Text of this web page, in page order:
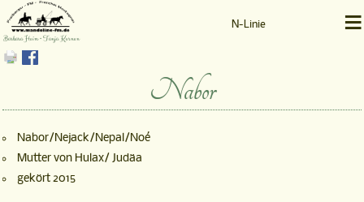
Barbara Heim • Tanja Kernen
N-Linie ≡
Nabor
Nabor/Nejack/Nepal/Noé
Mutter von Hulax/ Judäa
gekört 2015